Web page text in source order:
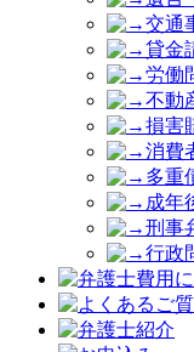
交通
貸金
労働
不動
損害
消費
多重
成年
刑事
行政